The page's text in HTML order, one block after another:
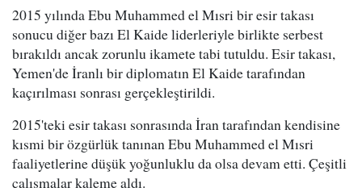
2015 yılında Ebu Muhammed el Mısri bir esir takası
sonucu diğer bazı El Kaide liderleriyle birlikte serbest
bırakıldı ancak zorunlu ikamete tabi tutuldu. Esir takası,
Yemen'de İranlı bir diplomatın El Kaide tarafından
kaçırılması sonrası gerçekleştirildi.
2015'teki esir takası sonrasında İran tarafından kendisine
kısmi bir özgürlük tanınan Ebu Muhammed el Mısri
faaliyetlerine düşük yoğunluklu da olsa devam etti. Çeşitli
çalışmalar kaleme aldı.